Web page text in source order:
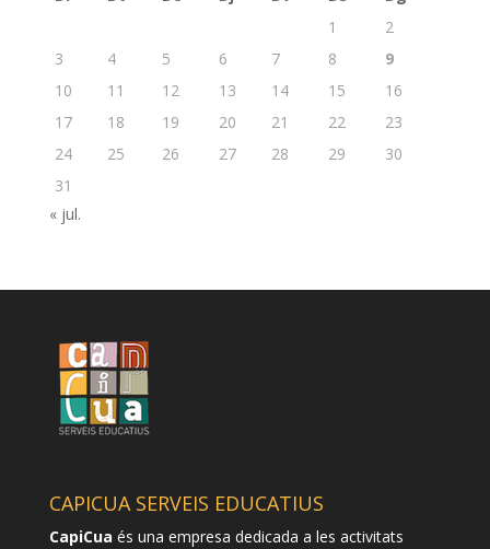
1
2
3
4 5 6 7 8
9
10
11 12 13 14 15
16
17
18 19 20 21 22
23
24
25 26 27 28 29
30
31
« jul.
CAPICUA SERVEIS EDUCATIUS
CapiCua és una empresa dedicada a les activitats